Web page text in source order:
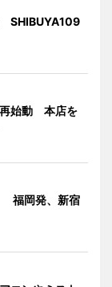
SHIBUYA109
再始動 本店を
福岡発、新宿